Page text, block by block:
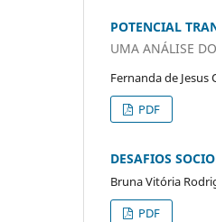
POTENCIAL
UMA ANÁLISE
Fernanda de
PDF
DESAFIOS
Bruna Vitória
PDF